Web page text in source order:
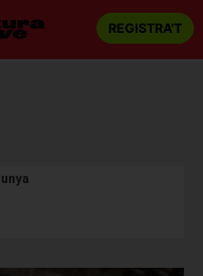
REGISTRA'T